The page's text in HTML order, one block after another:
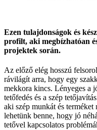
Ezen tulajdonságok és
profilt, aki megbízhatóan
projektek során.
Az előző elég hosszú
rávilágít arra, hogy egy
mekkora kincs. Lényeges a
tetőfedés és a szép
aki szép munkát és
lehetünk benne, hogy jó
tetővel kapcsolatos